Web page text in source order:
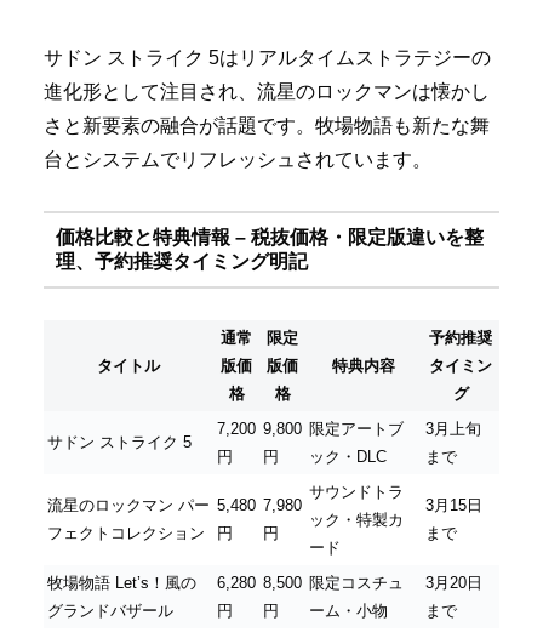
サドン ストライク 5はリアルタイムストラテジーの
進化形として注目され、流星のロックマンは懐かし
さと新要素の融合が話題です。牧場物語も新たな舞
台とシステムでリフレッシュされています。
価格比較と特典情報 – 税抜価格・限定版違いを整
理、予約推奨タイミング明記
タイトル
通常
版価
格
限定
版価
格
特典内容
予約推奨
タイミン
グ
サドン ストライク 5
7,200
円
9,800
円
限定アートブ
ック・DLC
3月上旬
まで
流星のロックマン パー
フェクトコレクション
5,480
円
7,980
円
サウンドトラ
ック・特製カ
ード
3月15日
まで
牧場物語 Let’s！風の
グランドバザール
6,280
円
8,500
円
限定コスチュ
ーム・小物
3月20日
まで